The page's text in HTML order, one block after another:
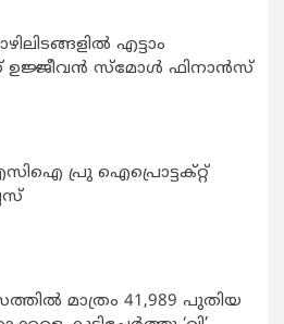
എട്ടാം
ഉജ്ജീവൻ സ്മോൾ ഫിനാൻസ്
പ്രു ഐപ്രൊട്ടക്റ്റ്
മാത്രം 41,989 പുതിയ